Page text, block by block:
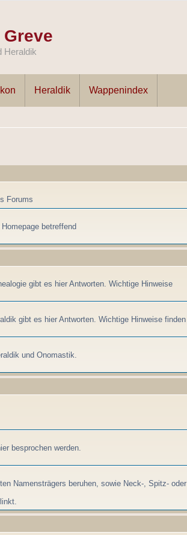
Heraldik
Heraldik Wappenindex
Forums
betreffend
gibt es hier Antworten. Wichtige Hinweise
gibt es hier Antworten. Wichtige Hinweise finden
und Onomastik.
besprochen werden.
Namensträgers beruhen, sowie Neck-, Spitz- oder